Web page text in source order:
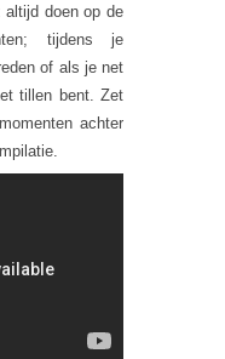
doen op de
tijdens je
of als je net
tillen bent. Zet
achter